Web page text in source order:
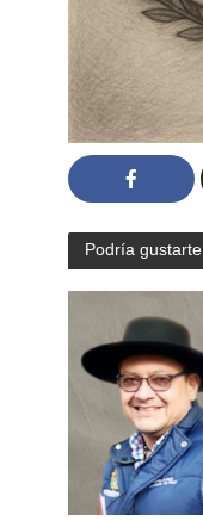
Podría gustarte